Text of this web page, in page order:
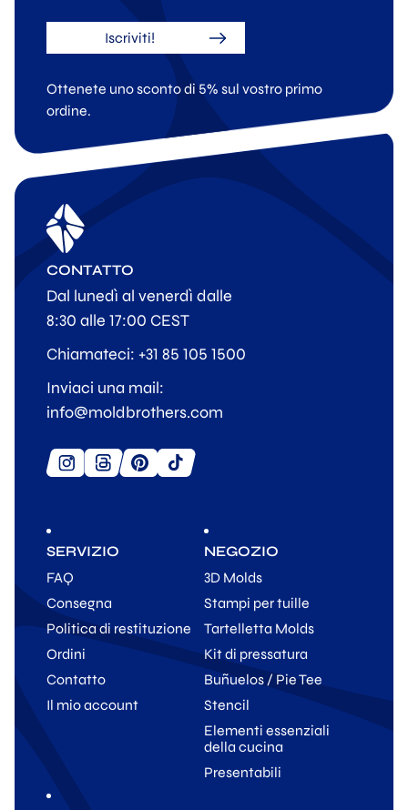
Iscriviti!
Ottenete uno sconto di 5% sul vostro primo
ordine.
SERVIZIO
FAQ
Consegna
Politica di restituzione
Ordini
Contatto
Il mio account
NEGOZIO
3D Molds
Stampi per tuille
Tartelletta Molds
Kit di pressatura
Buñuelos / Pie Tee
Stencil
Elementi essenziali
della cucina
Presentabili
CONTATTO
Dal lunedì al venerdì dalle
8:30 alle 17:00 CEST
Chiamateci: +31 85 105 1500
Inviaci una mail:
info@moldbrothers.com